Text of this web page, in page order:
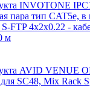
FTP 4x2x0.22 -
м